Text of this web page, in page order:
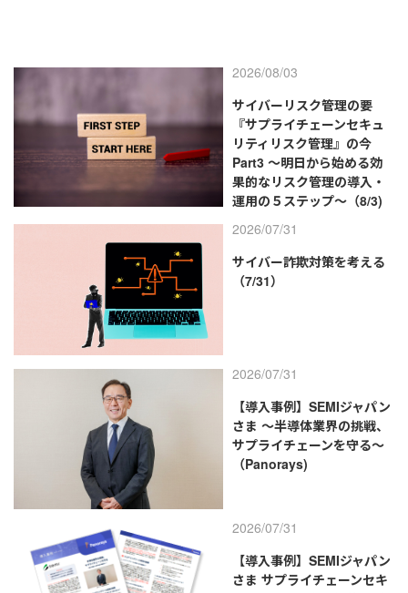
2026/08/03
サイバーリスク管理の要
『サプライチェーンセキュ
リティリスク管理』の今
Part3 ～明日から始める効
果的なリスク管理の導入・
運用の５ステップ～（8/3)
2026/07/31
サイバー詐欺対策を考える
（7/31）
2026/07/31
【導入事例】SEMIジャパン
さま ～半導体業界の挑戦、
サプライチェーンを守る～
（Panorays)
2026/07/31
【導入事例】SEMIジャパン
さま サプライチェーンセキ